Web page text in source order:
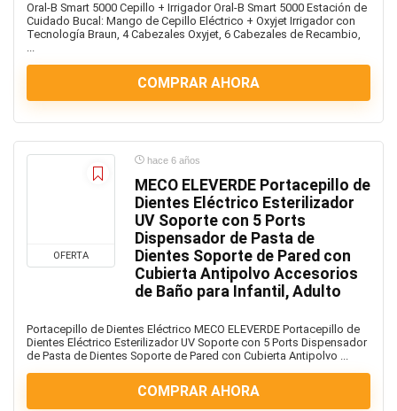
Oral-B Smart 5000 Cepillo + Irrigador Oral-B Smart 5000 Estación de
Cuidado Bucal: Mango de Cepillo Eléctrico + Oxyjet Irrigador con
Tecnología Braun, 4 Cabezales Oxyjet, 6 Cabezales de Recambio,
...
COMPRAR AHORA
OFERTA
hace 6 años
MECO ELEVERDE Portacepillo de
Dientes Eléctrico Esterilizador
UV Soporte con 5 Ports
Dispensador de Pasta de
Dientes Soporte de Pared con
Cubierta Antipolvo Accesorios
de Baño para Infantil, Adulto
Portacepillo de Dientes Eléctrico MECO ELEVERDE Portacepillo de
Dientes Eléctrico Esterilizador UV Soporte con 5 Ports Dispensador
de Pasta de Dientes Soporte de Pared con Cubierta Antipolvo ...
COMPRAR AHORA